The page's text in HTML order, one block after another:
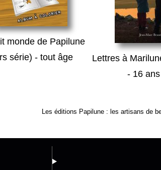
monde de Papilune
série) - tout âge
Lettres à
- 16
Les éditions Papilune : les artisans de